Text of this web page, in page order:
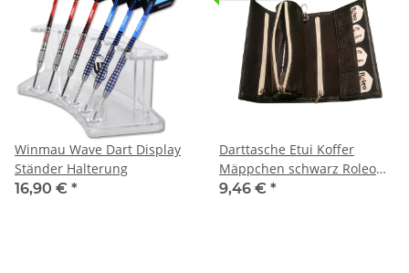
Winmau Wave Dart Display
Ständer Halterung
16,90 € *
Darttasche Etui Koffer
Mäppchen schwarz Roleo
Magic Pak
9,46 € *